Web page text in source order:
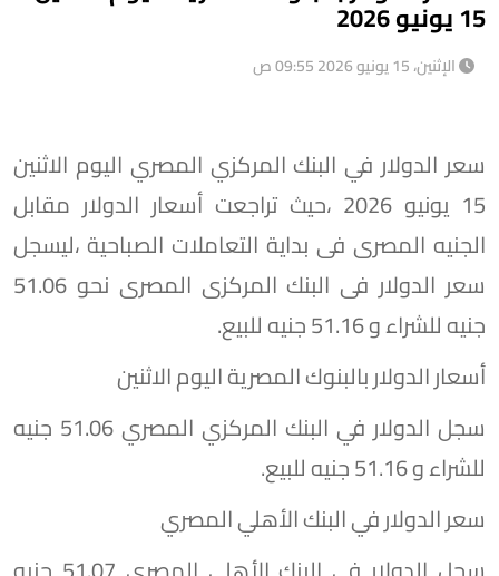
15 يونيو 2026
الإثنين، 15 يونيو 2026 09:55 ص
سعر الدولار في البنك المركزي المصري اليوم الاثنين
15 يونيو 2026 ،حيث تراجعت أسعار الدولار مقابل
الجنيه المصرى فى بداية التعاملات الصباحية ،ليسجل
سعر الدولار فى البنك المركزى المصرى نحو 51.06
جنيه للشراء و 51.16 جنيه للبيع.
أسعار الدولار بالبنوك المصريةاليوم الاثنين
سجل الدولار في البنك المركزي المصري 51.06 جنيه
للشراء و 51.16 جنيه للبيع.
سعر الدولار في البنك الأهلي المصري